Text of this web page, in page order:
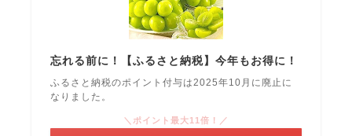
忘れる前に！【ふるさと納税】今年もお得に！
ふるさと納税のポイント付与は2025年10月に廃止に
なりました。
＼ポイント最大11倍！／